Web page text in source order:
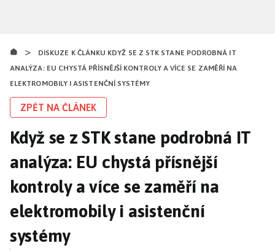
obsahu
>
DISKUZE K ČLÁNKU KDYŽ SE Z STK STANE PODROBNÁ IT
ANALÝZA: EU CHYSTÁ PŘÍSNĚJŠÍ KONTROLY A VÍCE SE ZAMĚŘÍ NA
ELEKTROMOBILY I ASISTENČNÍ SYSTÉMY
ZPĚT NA ČLÁNEK
Když se z STK stane podrobná IT
analýza: EU chystá přísnější
kontroly a více se zaměří na
elektromobily i asistenční
systémy